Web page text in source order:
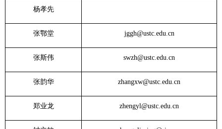
杨孝先
张鄂堂 jggh@ustc.edu.cn
张斯伟 swzh@ustc.edu.cn
张韵华 zhangxw@ustc.edu.cn
郑业龙 zhengyl@ustc.edu.cn